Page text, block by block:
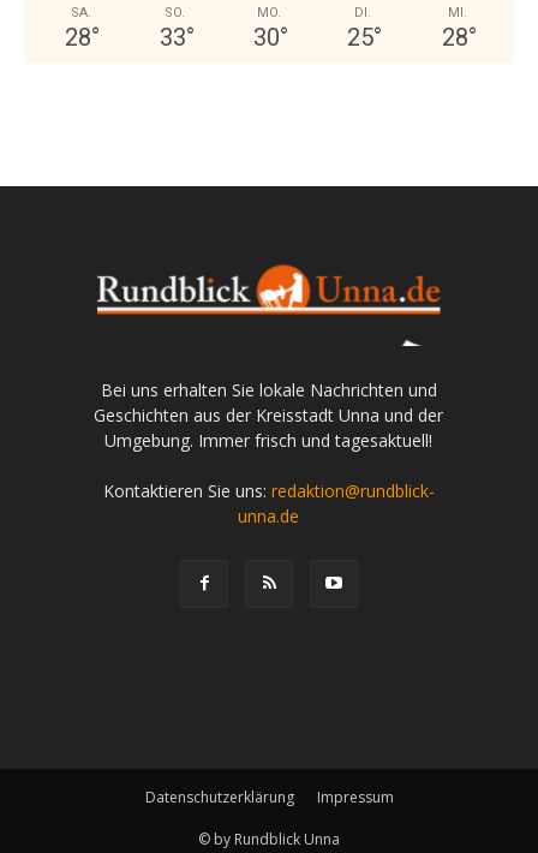
SA.
28°
SO.
33°
MO.
30°
DI.
25°
MI.
28°
Bei uns erhalten Sie lokale Nachrichten und
Geschichten aus der Kreisstadt Unna und der
Umgebung. Immer frisch und tagesaktuell!
Kontaktieren Sie uns: redaktion@rundblick-
unna.de
Datenschutzerklärung Impressum
© by Rundblick Unna